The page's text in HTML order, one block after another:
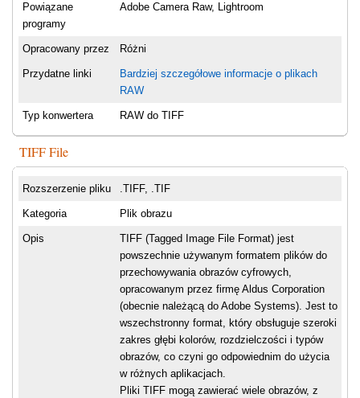
Powiązane
programy
Adobe Camera Raw, Lightroom
Opracowany przez Różni
Przydatne linki
Bardziej szczegółowe informacje o plikach
RAW
Typ konwertera RAW do TIFF
TIFF File
Rozszerzenie pliku .TIFF, .TIF
Kategoria Plik obrazu
Opis
TIFF (Tagged Image File Format) jest
powszechnie używanym formatem plików do
przechowywania obrazów cyfrowych,
opracowanym przez firmę Aldus Corporation
(obecnie należącą do Adobe Systems). Jest to
wszechstronny format, który obsługuje szeroki
zakres głębi kolorów, rozdzielczości i typów
obrazów, co czyni go odpowiednim do użycia
w różnych aplikacjach.
Pliki TIFF mogą zawierać wiele obrazów, z